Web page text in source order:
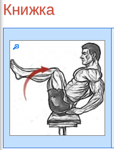
Книжка